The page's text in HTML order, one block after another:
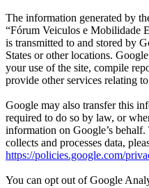
The information generated by
“Fórum Veiculos e Mobilidade
is transmitted to and stored by
States or other locations.
your use of the site, compile
provide other services relating
Google may also transfer this
required to do so by law, or
information on Google’s
collects and processes data,
https://policies.google.com/
You can opt out of Google